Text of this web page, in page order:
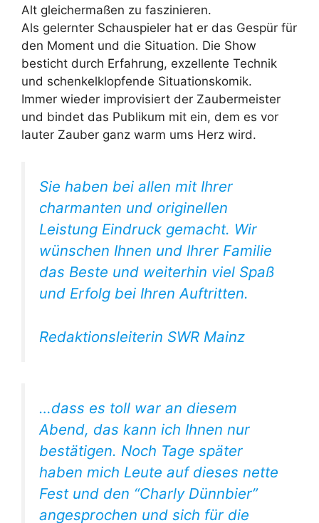
Alt gleichermaßen zu faszinieren.
Als gelernter Schauspieler hat er das Gespür für
den Moment und die Situation. Die Show
besticht durch Erfahrung, exzellente Technik
und schenkelklopfende Situationskomik.
Immer wieder improvisiert der Zaubermeister
und bindet das Publikum mit ein, dem es vor
lauter Zauber ganz warm ums Herz wird.
Sie haben bei allen mit Ihrer
charmanten und originellen
Leistung Eindruck gemacht. Wir
wünschen Ihnen und Ihrer Familie
das Beste und weiterhin viel Spaß
und Erfolg bei Ihren Auftritten.
Redaktionsleiterin SWR Mainz
…dass es toll war an diesem
Abend, das kann ich Ihnen nur
bestätigen. Noch Tage später
haben mich Leute auf dieses nette
Fest und den “Charly Dünnbier”
angesprochen und sich für die